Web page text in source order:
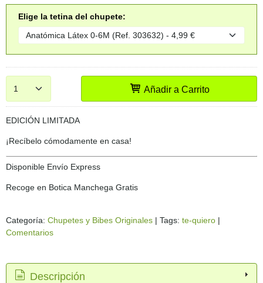
Elige la tetina del chupete:
Añadir a Carrito
EDICIÓN LIMITADA
¡Recíbelo cómodamente en casa!
Disponible Envío Express
Recoge en Botica Manchega Gratis
Categoría: Chupetes y Bibes Originales | Tags: te-quiero |
Comentarios
Descripción